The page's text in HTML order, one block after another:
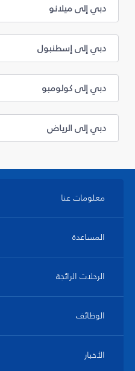
دبي إلى ميلانو
دبي إلى إسطنبول
دبي إلى كولومبو
دبي إلى الرياض
معلومات عنا
المساعدة
الرحلات الرائجة
الوظائف
الأخبار